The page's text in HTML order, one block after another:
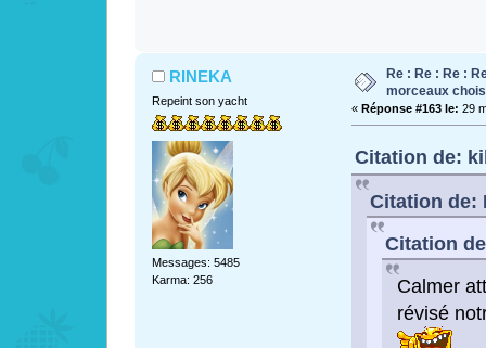
RINEKA
Repeint son yacht
Messages: 5485
Karma: 256
Re : Re : Re :
morceaux
« Réponse #163 le: 29
Citation de:
Citation de:
Citation
Calmer
révisé